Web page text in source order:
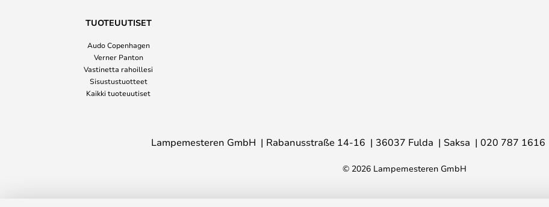
TUOTEUUTISET
Audo Copenhagen
Verner Panton
Vastinetta rahoillesi
Sisustustuotteet
Kaikki tuoteuutiset
Lampemesteren GmbH Rabanusstraße 14-16 36037 Fulda Saksa 020 787 1616
© 2026 Lampemesteren GmbH